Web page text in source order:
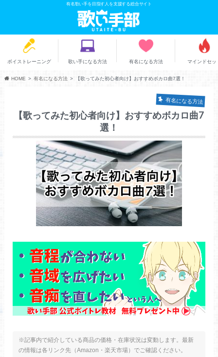
有名歌い手を目指す人を支援する総合サイト
ボイストレーニング 歌い手になる方法 有名になる方法 マインドセッ
HOME 有名になる方法 【歌ってみた初心者向け】おすすめボカロ曲7選！
有名になる方法
【歌ってみた初心者向け】おすすめボカロ曲7
選！
※記事内で紹介している商品の価格・在庫状況は変動します。最新
の情報は各リンク先（Amazon・楽天市場）でご確認ください。